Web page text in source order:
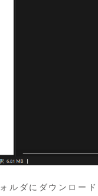
ルダにダウンロード